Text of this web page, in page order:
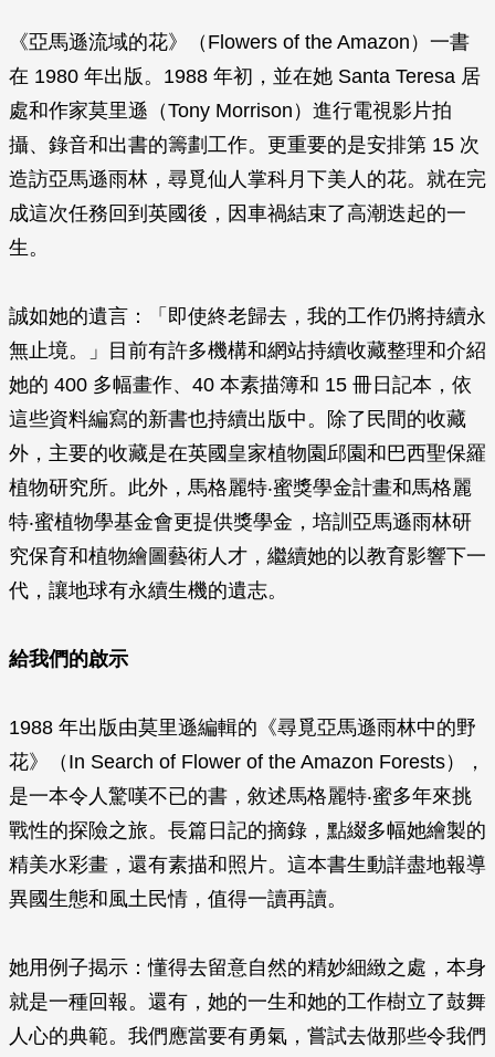
《亞馬遜流域的花》（ Flowers of the Amazon ）一書
在 1980 年出版。1988 年初，並在她 Santa Teresa 居
處和作家莫里遜（Tony Morrison）進行電視影片拍
攝、錄音和出書的籌劃工作。更重要的是安排第 15 次
造訪亞馬遜雨林，尋覓仙人掌科月下美人的花。就在完
成這次任務回到英國後，因車禍結束了高潮迭起的一
生。
誠如她的遺言：「即使終老歸去，我的工作仍將持續永
無止境。」目前有許多機構和網站持續收藏整理和介紹
她的 400 多幅畫作、40 本素描簿和 15 冊日記本，依
這些資料編寫的新書也持續出版中。除了民間的收藏
外，主要的收藏是在英國皇家植物園邱園和巴西聖保羅
植物研究所。此外，馬格麗特‧蜜獎學金計畫和馬格麗
特‧蜜植物學基金會更提供獎學金，培訓亞馬遜雨林研
究保育和植物繪圖藝術人才，繼續她的以教育影響下一
代，讓地球有永續生機的遺志。
給我們的啟示
1988 年出版由莫里遜編輯的《尋覓亞馬遜雨林中的野
花》（ In Search of Flower of the Amazon Forests），
是一本令人驚嘆不已的書，敘述馬格麗特‧蜜多年來挑
戰性的探險之旅。長篇日記的摘錄，點綴多幅她繪製的
精美水彩畫，還有素描和照片。這本書生動詳盡地報導
異國生態和風土民情，值得一讀再讀。
她用例子揭示：懂得去留意自然的精妙細緻之處，本身
就是一種回報。還有，她的一生和她的工作樹立了鼓舞
人心的典範。我們應當要有勇氣，嘗試去做那些令我們